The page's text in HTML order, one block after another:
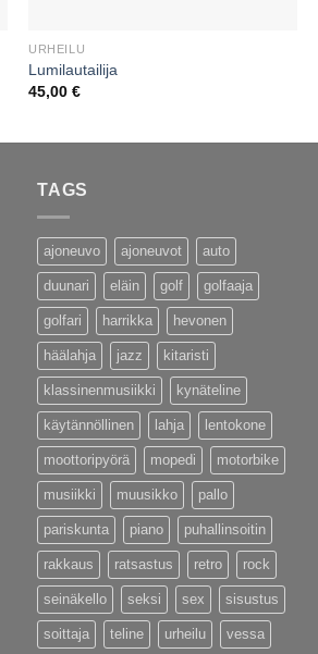
URHEILU
Lumilautailija
45,00€
TAGS
ajoneuvo ajoneuvot auto
duunari eläin golf golfaaja
golfari harrikka hevonen
häälahja jazz kitaristi
klassinenmusiikki kynäteline
käytännöllinen lahja lentokone
moottoripyörä mopedi motorbike
musiikki muusikko pallo
pariskunta piano puhallinsoitin
rakkaus ratsastus retro rock
seinäkello seksi sex sisustus
soittaja teline urheilu vessa